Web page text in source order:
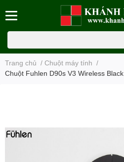
Trang chủ / Chuột máy tính /
Chuột Fuhlen D90s V3 Wireless Black